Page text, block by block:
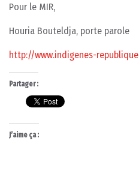
Pour le MIR,
Houria Bouteldja, porte parole
http://www.indigenes-
Partager :
J’aime ça :